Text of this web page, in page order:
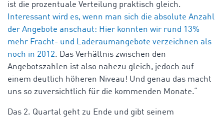
ist die prozentuale Verteilung praktisch gleich.
Interessant wird es, wenn man sich die absolute Anzahl
der Angebote anschaut: Hier konnten wir rund 13%
mehr Fracht- und Laderaumangebote verzeichnen als
noch in 2012. Das Verhältnis zwischen den
Angebotszahlen ist also nahezu gleich, jedoch auf
einem deutlich höheren Niveau! Und genau das macht
uns so zuversichtlich für die kommenden Monate.“
Das 2. Quartal geht zu Ende und gibt seinem